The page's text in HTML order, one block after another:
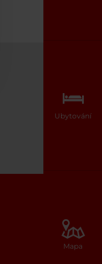
Ubytování
Mapa